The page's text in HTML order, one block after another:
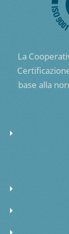
La
base alla